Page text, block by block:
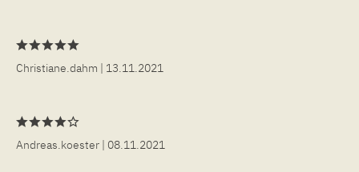
Christiane.dahm | 13.11.2021
Andreas.koester | 08.11.2021